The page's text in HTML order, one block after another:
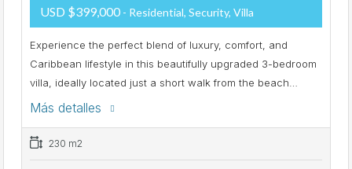
USD $399,000 - Residential, Security, Villa
Experience the perfect blend of luxury, comfort, and
Caribbean lifestyle in this beautifully upgraded 3-bedroom
villa, ideally located just a short walk from the beach…
Más detalles
230 m2